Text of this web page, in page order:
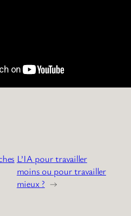
L’IA pour travailler
moins ou pour travailler
mieux ? →